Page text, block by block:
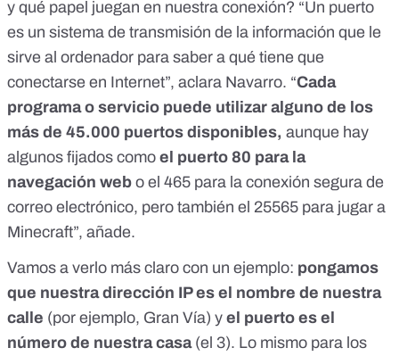
y qué papel juegan en nuestra conexión? “Un puerto
es un sistema de transmisión de la información que le
sirve al ordenador para saber a qué tiene que
conectarse en Internet”, aclara Navarro. “Cada
programa o servicio puede utilizar alguno de los
más de 45.000 puertos disponibles, aunque hay
algunos fijados como el puerto 80 para la
navegación web o el 465 para la conexión segura de
correo electrónico, pero también el 25565 para jugar a
Minecraft”, añade.
Vamos a verlo más claro con un ejemplo: pongamos
que nuestra dirección IP es el nombre de nuestra
calle (por ejemplo, Gran Vía) y el puerto es el
número de nuestra casa(el 3). Lo mismo para los